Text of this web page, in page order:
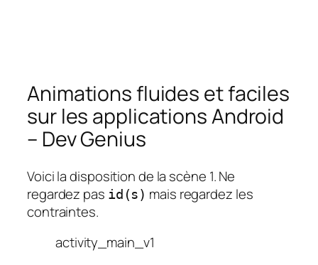
Animations fluides et faciles
sur les applications Android
– Dev Genius
Voici la disposition de la scène 1. Ne
regardez pas id(s) mais regardez les
contraintes.
activity_main_v1